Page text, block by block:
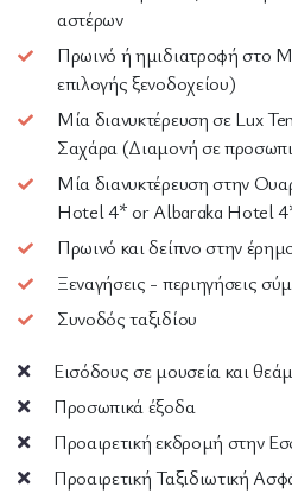
αστέρων
Πρωινό ή ημιδιατροφή στο
επιλογής ξενοδοχείου)
Μία διανυκτέρευση σε Lux
Σαχάρα (Διαμονή σε
Μία διανυκτέρευση στην
Hotel 4* or Albaraka Hotel
Πρωινό και δείπνο στην
Ξεναγήσεις - περιηγήσεις
Συνοδός ταξιδίου
Εισόδους σε μουσεία και
Προσωπικά έξοδα
Προαιρετική εκδρομή στην
Προαιρετική Ταξιδιωτική